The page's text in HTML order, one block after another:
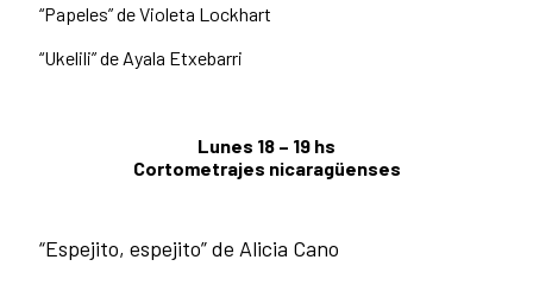
“Papeles” de Violeta Lockhart
“Ukelili” de Ayala Etxebarri
Lunes 18 – 19 hs
Cortometrajes nicaragüenses
“Espejito, espejito” de Alicia Cano